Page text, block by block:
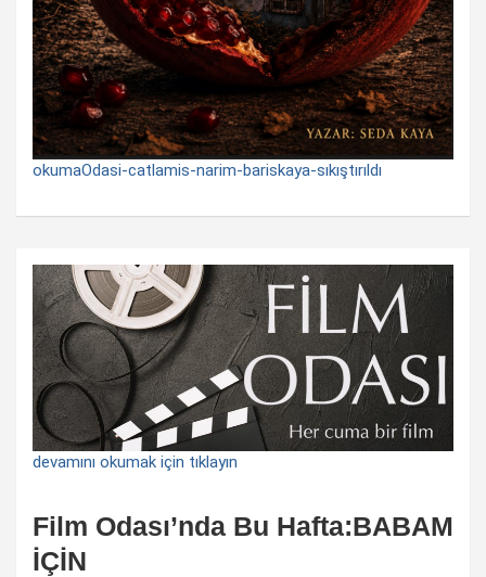
okumaOdasi-catlamis-narim-bariskaya-sıkıştırıldı
devamını okumak için tıklayın
Film Odası’nda Bu Hafta:BABAM
İÇİN